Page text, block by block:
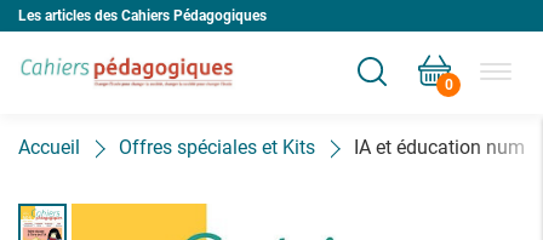
Les articles des Cahiers Pédagogiques
0
Votre panier est vide
Accueil Offres spéciales et Kits IA et éducation